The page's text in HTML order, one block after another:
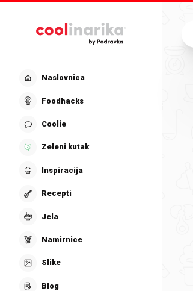
Naslovnica
Foodhacks
Coolie
Zeleni kutak
Inspiracija
Recepti
Jela
Namirnice
Slike
Blog